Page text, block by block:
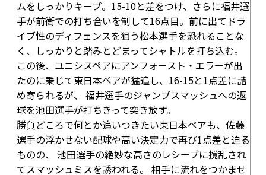
ムをしっかりキープ。 15-10と差をつけ、さらに福井選
手が前衛での打ち合いを制して16点目。前に出てドラ
イブ性のディフェンスを狙う松本選手を恐れることな
く、しっかりと踏みとどまってシャトルを打ち込む。
この後、ユニシスペアにアンフォースト・エラーが出
たのに乗じて東日本ペアが猛追し、 16-15と1点差に詰
め寄られるが、 福井選手のジャンプスマッシュへの返
球を池田選手が打ちきって突き放す。
勝負どころで何とか追いつきたい東日本ペアも、佐藤
選手の浮かせない配球や高い決定力で再び1点差と迫る
ものの、 池田選手の絶妙な高さのレシーブに撹乱され
てスマッシュミスを誘われる。 相手に流れをつかませ